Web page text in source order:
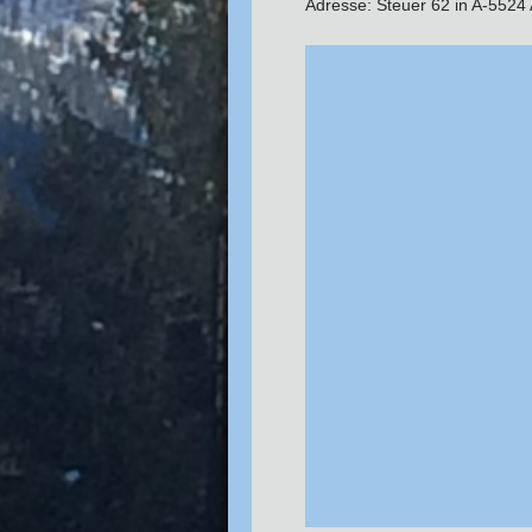
Adresse: Steuer 62 in A-